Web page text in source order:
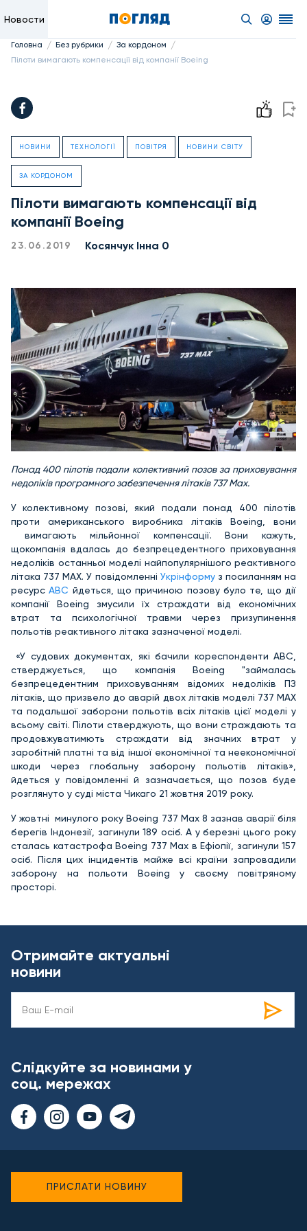
Новости
Головна / Без рубрики / За кордоном /
Пілоти вимагають компенсації від компанії Boeing
НОВИНИ ТЕХНОЛОГІЇ ПОВІТРЯ НОВИНИ СВІТУ
ЗА КОРДОНОМ
Пілоти вимагають компенсації від
компанії Boeing
23.06.2019 Косянчук Інна 0
Понад 400 пілотів подали колективний позовза приховування
недоліків програмного забезпечення літаків 737 Max.
У колективному позові, який подали понад 400 пілотів
проти американського виробника літаків Boeing, вони
вимагають мільйонної компенсації. Вони кажуть,
щокомпанія вдалась до безпрецедентного приховування
недоліків останньої моделі найпопулярнішого реактивного
літака 737 MAX. У повідомленні Укрінформуз посиланням на
ресурсABC йдеться, що причиною позову було те, що дії
компанії Boeing змусили їх страждати від економічних
втрат та психологічної травми через призупинення
польотів реактивного літака зазначеної моделі.
«У судових документах, які бачили кореспонденти АВС,
стверджується, що компанія Boeing "займалась
безпрецедентним приховуванням відомих недоліків ПЗ
літаків, що призвело до аварій двох літаків моделі 737 MAX
та подальшої заборони польотів всіх літаків цієї моделі у
всьому світі. Пілоти стверджують, що вони страждають та
продовжуватимють страждати від значних втрат у
заробітній платні та від іншої економічної та неекономічної
шкоди через глобальну заборону польотів літаків»,
йдеться у повідомленні й зазначається, що позов буде
розглянуто у суді міста Чикаго 21 жовтня 2019 року.
У жовтні минулого року Boeing 737 Max 8 зазнав аварії біля
берегів Індонезії, загинули 189 осіб. А у березні цього року
сталась катастрофа Boeing 737 Max в Ефіопії, загинули 157
осіб. Після цих інцидентів майже всі країни запровадили
заборону на польоти Boeing у своєму повітряному
просторі.
Отримайте актуальні
новини
Слідкуйте за новинами у
соц. мережах
ПРИСЛАТИ НОВИНУ